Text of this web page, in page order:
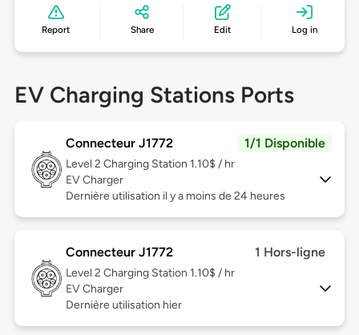
Report Share Edit Log in
EV Charging Stations Ports
Connecteur J1772 1/1 Disponible
Level 2 Charging Station 1.10$ / hr
EV Charger
Dernière utilisation il y a moins de 24 heures
Connecteur J1772 1 Hors-ligne
Level 2 Charging Station 1.10$ / hr
EV Charger
Dernière utilisation hier